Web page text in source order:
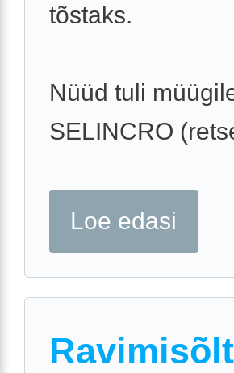
tõstaks.
Nüüd tuli
SELINCRO
Loe edasi